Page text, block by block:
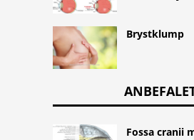
Brystklump
Fossa cranii